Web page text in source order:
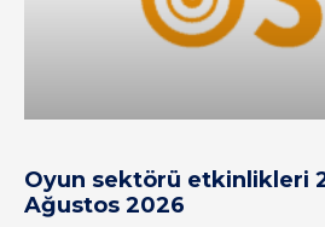
Oyun sektörü etkinlikleri
Ağustos 2026